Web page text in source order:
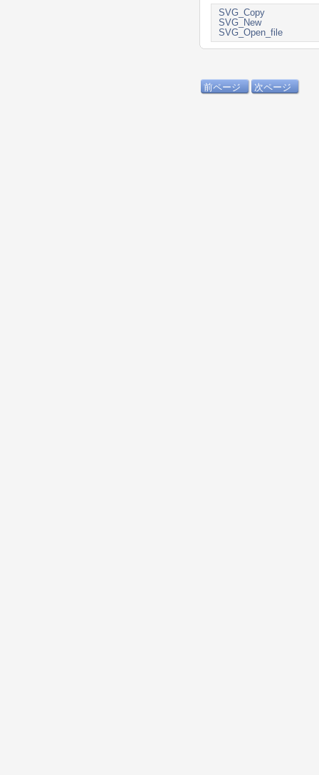
SVG_Copy
SVG_New
SVG_Open_file
前ページ 次ページ